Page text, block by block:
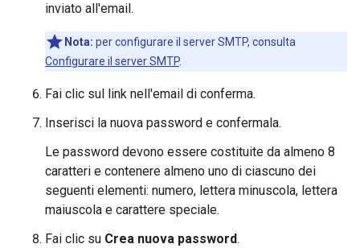
inviato all'email.
Nota: per configurare il server SMTP, consulta
Configurare il server SMTP.
Fai clic sul link nell'email di conferma.
Inserisci la nuova password e confermala.
Le password devono essere costituite da almeno 8
caratteri e contenere almeno uno di ciascuno dei
seguenti elementi: numero, lettera minuscola, lettera
maiuscola e carattere speciale.
Fai clic su Crea nuova password.